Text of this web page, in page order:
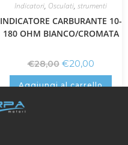
Indicatori, Osculati, strumenti
INDICATORE CARBURANTE 10-
180 OHM BIANCO/CROMATA
€28,00 €20,00
Aggiungi al carrello